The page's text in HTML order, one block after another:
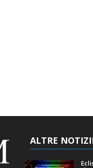
ALTRE